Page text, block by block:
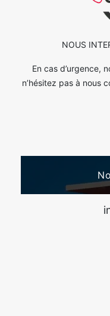
NOUS
En cas d’urgence,
n’hésitez pas à nous